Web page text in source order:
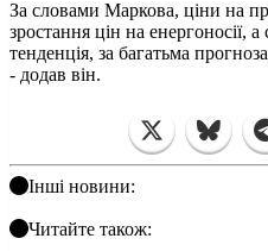
За словами Маркова, ціни на
зростання цін на енергоносії,
тенденція, за багатьма
- додав він.
Інші новини:
Читайте також: